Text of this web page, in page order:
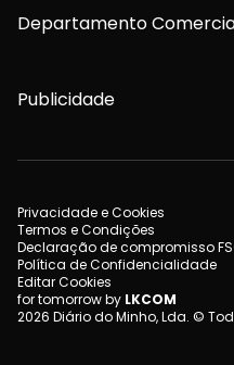
Departamento
Publicidade
Privacidade e Cookies
Termos e Condições
Declaração de compromisso
Política de Confidencialidade
Editar Cookies
for tomorrow by LKCOM
2026 Diário do Minho, Lda. ©